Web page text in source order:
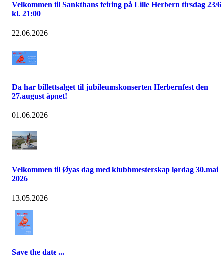
Velkommen til Sankthans feiring på Lille Herbern tirsdag 23/6
kl. 21:00
22.06.2026
Da har billettsalget til jubileumskonserten Herbernfest den
27.august åpnet!
01.06.2026
Velkommen til Øyas dag med klubbmesterskap lørdag 30.mai
2026
13.05.2026
Save the date ...